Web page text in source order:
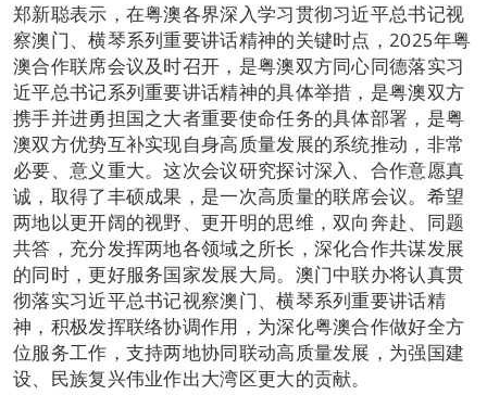
郑新聪表示，在粤澳各界深入学习贯彻习近平总书记视
察澳门、横琴系列重要讲话精神的关键时点，2025年粤
澳合作联席会议及时召开，是粤澳双方同心同德落实习
近平总书记系列重要讲话精神的具体举措，是粤澳双方
携手并进勇担国之大者重要使命任务的具体部署，是粤
澳双方优势互补实现自身高质量发展的系统推动，非常
必要、意义重大。这次会议研究探讨深入、合作意愿真
诚，取得了丰硕成果，是一次高质量的联席会议。希望
两地以更开阔的视野、更开明的思维，双向奔赴、同题
共答，充分发挥两地各领域之所长，深化合作共谋发展
的同时，更好服务国家发展大局。澳门中联办将认真贯
彻落实习近平总书记视察澳门、横琴系列重要讲话精
神，积极发挥联络协调作用，为深化粤澳合作做好全方
位服务工作，支持两地协同联动高质量发展，为强国建
设、民族复兴伟业作出大湾区更大的贡献。